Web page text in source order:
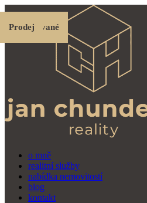
o mně
realitní služby
nabídka nemovitostí
blog
kontakt
Prodej
Pronájem
Pronájem
Prodej
Prodej
Prodané
Prodej
Rezervované
Rezervované
Prodej